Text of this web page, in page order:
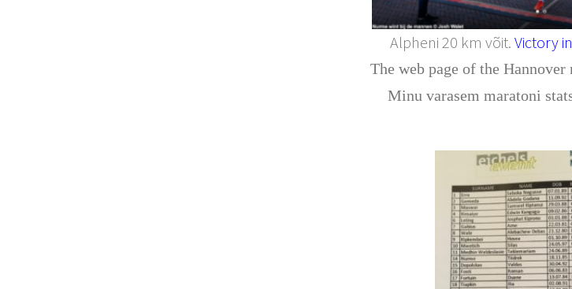
Alpheni 20 km võit. Victory
The web page of the Hannover
Minu varasem maratoni